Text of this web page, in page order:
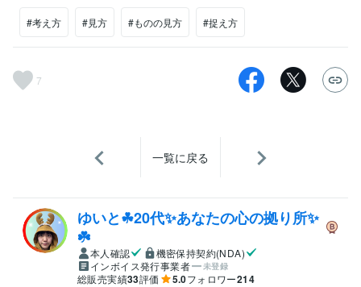
#考え方 #見方 #ものの見方 #捉え方
7
一覧に戻る
ゆいと☘20代✨あなたの心の拠り所✨
☘️
本人確認
機密保持契約(NDA)
インボイス発行事業者
未登録
総販売実績33評価 5.0フォロワー214